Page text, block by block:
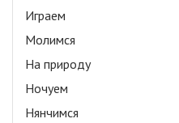
Играем
Молимся
На природу
Ночуем
Нянчимся